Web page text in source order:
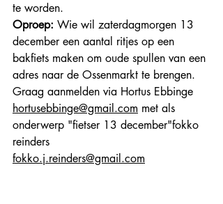
te worden.
Oproep: Wie wil zaterdagmorgen 13
december een aantal ritjes op een
bakfiets maken om oude spullen van een
adres naar de Ossenmarkt te brengen.
Graag aanmelden via Hortus Ebbinge
hortusebbinge@gmail.com met als
onderwerp "fietser 13 december"fokko
reinders
fokko.j.reinders@gmail.com